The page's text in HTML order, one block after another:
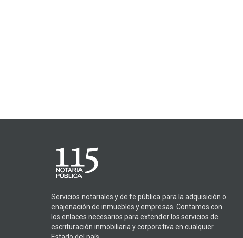
Servicios notariales y de fe pública para la adquisición o
enajenación de inmuebles y empresas. Contamos con
los enlaces necesarios para extender los servicios de
escrituración inmobiliaria y corporativa en cualquier